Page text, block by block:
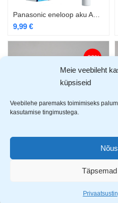
Meie veebileht
küpsiseid
Veebilehe paremaks toimimiseks
kasutamise tingimustega.
9,99 €
-20%
Tiross laetav Li-Ion patarei AA 2 tk 1,5V 1650mAh USB-C laadimine